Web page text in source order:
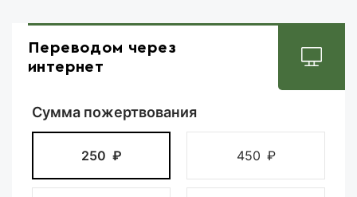
Переводом через
интернет
Сумма пожертвования
250 ₽ 450 ₽